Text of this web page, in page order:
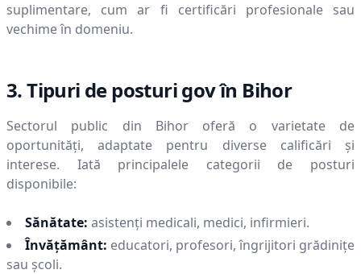
suplimentare, cum ar fi certificări profesionale sau
vechime în domeniu.
3. Tipuri de posturi gov în Bihor
Sectorul public din Bihoroferă o varietate de
oportunități, adaptate pentru diverse calificări și
interese. Iată principalele categorii de posturi
disponibile:
Sănătate: asistenți medicali, medici, infirmieri.
Învățământ: educatori, profesori, îngrijitori grădinițe
sau școli.